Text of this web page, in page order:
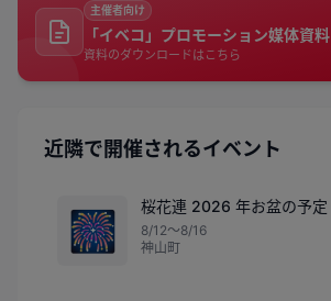
主催者向け
「イベコ」プロモーション媒体資料
資料のダウンロードはこちら
近隣で開催されるイベント
🎆
桜花連 2026 年お盆の予定
8/12〜8/16
神山町